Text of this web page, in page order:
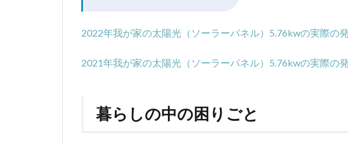
2022年我が家の太陽光（ソーラーパネル）5.76kwの実際の
2021年我が家の太陽光（ソーラーパネル）5.76kwの実際の
暮らしの中の困りごと